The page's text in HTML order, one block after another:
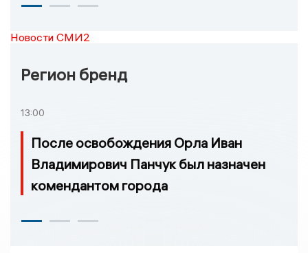
Новости СМИ2
Регион бренд
13:00
После освобождения Орла Иван
Владимирович Панчук был назначен
комендантом города